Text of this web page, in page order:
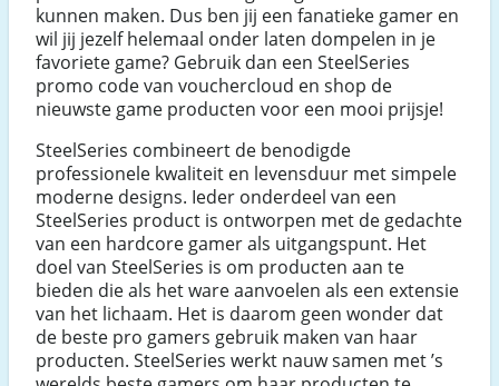
kunnen maken. Dus ben jij een fanatieke gamer en
wil jij jezelf helemaal onder laten dompelen in je
favoriete game? Gebruik dan een SteelSeries
promo code van vouchercloud en shop de
nieuwste game producten voor een mooi prijsje!
SteelSeries combineert de benodigde
professionele kwaliteit en levensduur met simpele
moderne designs. Ieder onderdeel van een
SteelSeries product is ontworpen met de gedachte
van een hardcore gamer als uitgangspunt. Het
doel van SteelSeries is om producten aan te
bieden die als het ware aanvoelen als een extensie
van het lichaam. Het is daarom geen wonder dat
de beste pro gamers gebruik maken van haar
producten. SteelSeries werkt nauw samen met ’s